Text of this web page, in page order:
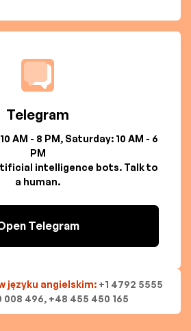
Telegram
AM - 8 PM, Saturday: 10 AM - 6
PM
intelligence bots. Talk to
a human.
Telegram
języku angielskim: +1 4792 5555
008 496, +48 455 450 165